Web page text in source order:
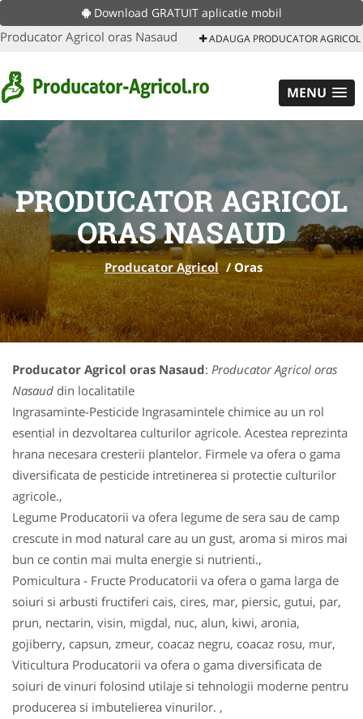
Download GRATUIT aplicatie mobil
Producator Agricol oras Nasaud ADAUGA PRODUCATOR AGRICOL
MENU
PRODUCATOR AGRICOL
ORAS NASAUD
Producator Agricol /Oras
Producator Agricol oras Nasaud: Producator Agricol oras
Nasaud din localitatile
Ingrasaminte-Pesticide Ingrasamintele chimice au un rol
esential in dezvoltarea culturilor agricole. Acestea reprezinta
hrana necesara cresterii plantelor. Firmele va ofera o gama
diversificata de pesticide intretinerea si protectie culturilor
agricole.,
Legume Producatorii va ofera legume de sera sau de camp
crescute in mod natural care au un gust, aroma si miros mai
bun ce contin mai multa energie si nutrienti.,
Pomicultura - Fructe Producatorii va ofera o gama larga de
soiuri si arbusti fructiferi cais, cires, mar, piersic, gutui, par,
prun, nectarin, visin, migdal, nuc, alun, kiwi, aronia,
gojiberry, capsun, zmeur, coacaz negru, coacaz rosu, mur,
Viticultura Producatorii va ofera o gama diversificata de
soiuri de vinuri folosind utilaje si tehnologii moderne pentru
producerea si imbutelierea vinurilor. ,